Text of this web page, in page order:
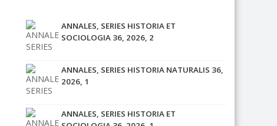
ANNALES, SERIES HISTORIA ET
SOCIOLOGIA 36, 2026, 2
ANNALES, SERIES HISTORIA NATURALIS 36,
2026, 1
ANNALES, SERIES HISTORIA ET